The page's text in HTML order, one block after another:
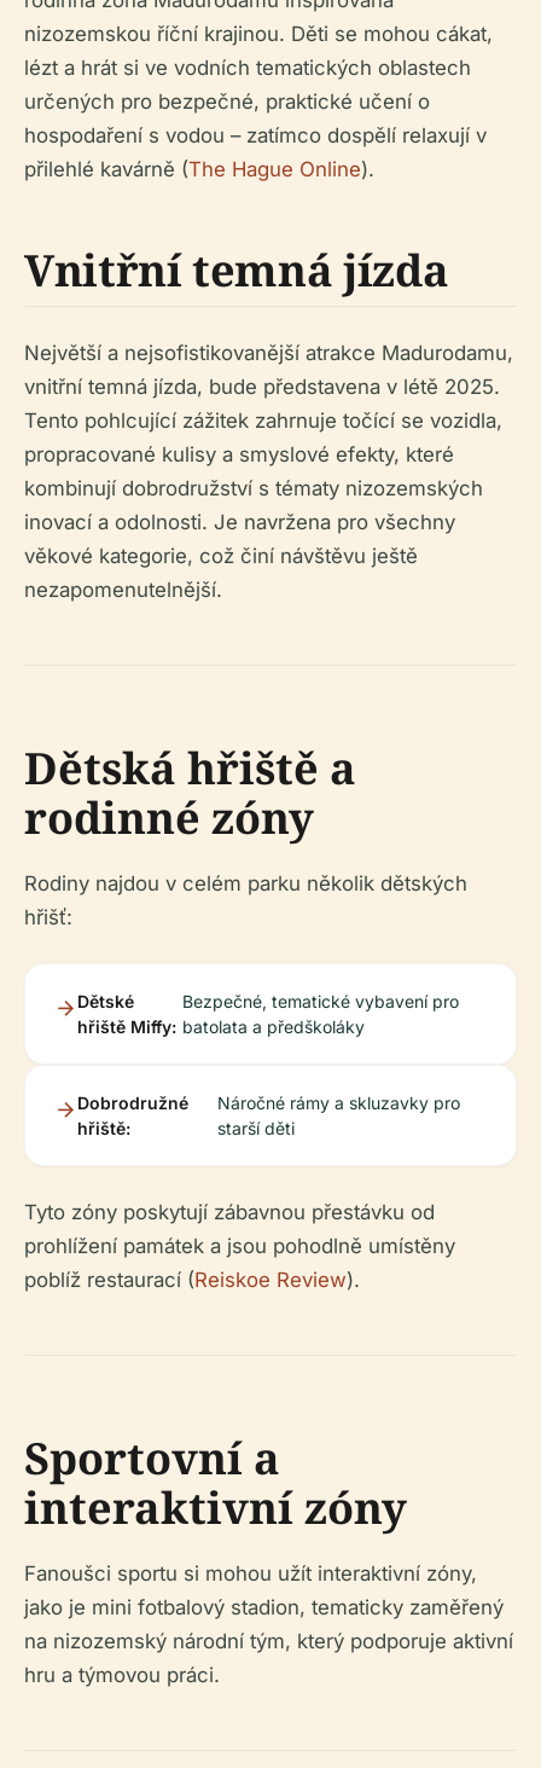
nizozemskou říční krajinou. Děti se mohou cákat,
lézt a hrát si ve vodních tematických oblastech
určených pro bezpečné, praktické učení o
hospodaření s vodou – zatímco dospělí relaxují v
přilehlé kavárně (The Hague Online).
Vnitřní temná jízda
Největší a nejsofistikovanější atrakce Madurodamu,
vnitřní temná jízda, bude představena v létě 2025.
Tento pohlcující zážitek zahrnuje točící se vozidla,
propracované kulisy a smyslové efekty, které
kombinují dobrodružství s tématy nizozemských
inovací a odolnosti. Je navržena pro všechny
věkové kategorie, což činí návštěvu ještě
nezapomenutelnější.
Dětská hřiště a
rodinné zóny
Rodiny najdou v celém parku několik dětských
hřišť:
Dětské
hřiště Miffy:
Bezpečné, tematické vybavení pro
batolata a předškoláky
Dobrodružné
hřiště:
Náročné rámy a skluzavky pro
starší děti
Tyto zóny poskytují zábavnou přestávku od
prohlížení památek a jsou pohodlně umístěny
poblíž restaurací (Reiskoe Review).
Sportovní a
interaktivní zóny
Fanoušci sportu si mohou užít interaktivní zóny,
jako je mini fotbalový stadion, tematicky zaměřený
na nizozemský národní tým, který podporuje aktivní
hru a týmovou práci.